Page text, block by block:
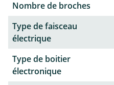
Nombre de broches
Type de faisceau
électrique
Type de boitier
électronique